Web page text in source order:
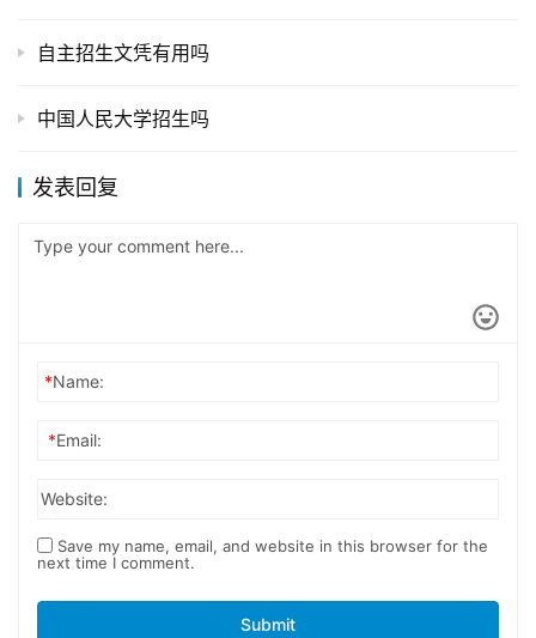
自主招生文凭有用吗
中国人民大学招生吗
发表回复
*Name:
*Email:
Website:
Save my name, email, and website in this browser for the
next time I comment.
Submit